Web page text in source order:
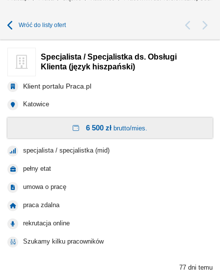
Wróć do listy ofert
Specjalista / Specjalistka ds. Obsługi
Klienta (język hiszpański)
Klient portalu Praca.pl
Katowice
6 500 zł brutto/mies.
specjalista / specjalistka (mid)
pełny etat
umowa o pracę
praca zdalna
rekrutacja online
Szukamy kilku pracowników
77 dni temu